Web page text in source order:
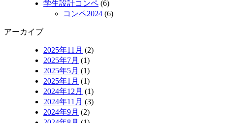
学生設計コンペ (6)
コンペ2024 (6)
アーカイブ
2025年11月 (2)
2025年7月 (1)
2025年5月 (1)
2025年1月 (1)
2024年12月 (1)
2024年11月 (3)
2024年9月 (2)